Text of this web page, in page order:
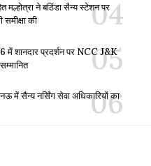
मल्होत्रा ने बठिंडा सैन्य स्टेशन पर
समीक्षा की
में शानदार प्रदर्शन पर NCC J&K
में सैन्य नर्सिंग सेवा अधिकारियों का